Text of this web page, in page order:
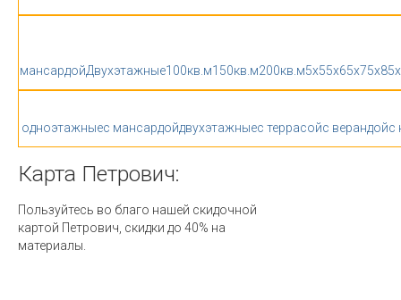
мансардойДвухэтажные100кв.м150кв.м200кв.м5x55x65x75x8
одноэтажныес мансардойдвухэтажныес террасойс верандойс
Карта Петрович:
Пользуйтесь во благо нашей скидочной
картой Петрович, скидки до 40% на
материалы.